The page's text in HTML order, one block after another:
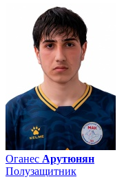
Оганес Арутюнян
Полузащитник